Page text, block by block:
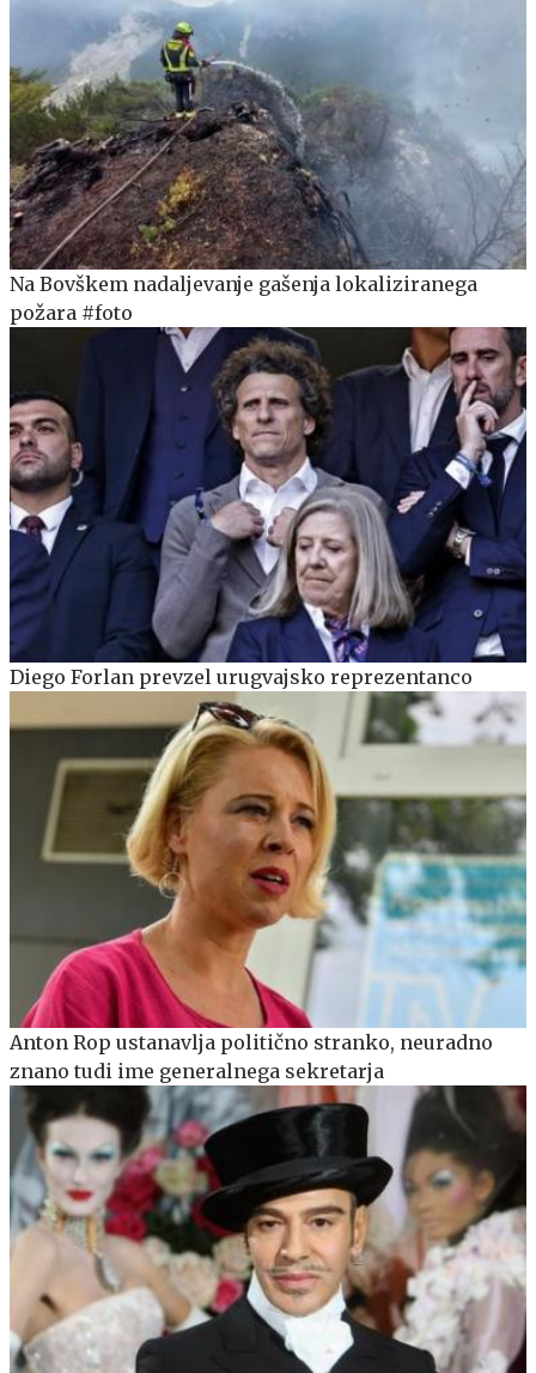
Na Bovškem nadaljevanje gašenja lokaliziranega
požara #foto
Diego Forlan prevzel urugvajsko reprezentanco
Anton Rop ustanavlja politično stranko, neuradno
znano tudi ime generalnega sekretarja